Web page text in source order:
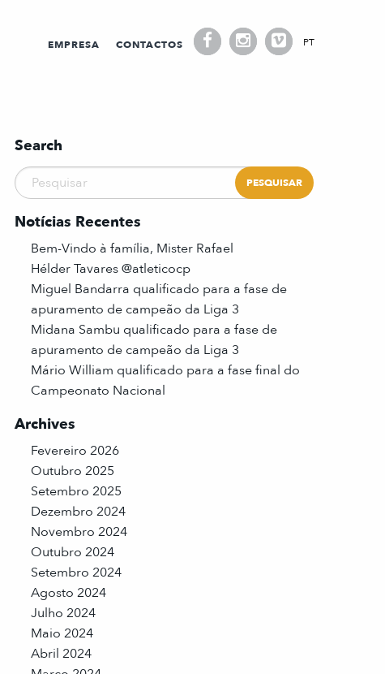
EMPRESA CONTACTOS PT
Search
Notícias Recentes
Bem-Vindo à família, Mister Rafael
Hélder Tavares @atleticocp
Miguel Bandarra qualificado para a fase de
apuramento de campeão da Liga 3
Midana Sambu qualificado para a fase de
apuramento de campeão da Liga 3
Mário William qualificado para a fase final do
Campeonato Nacional
Archives
Fevereiro 2026
Outubro 2025
Setembro 2025
Dezembro 2024
Novembro 2024
Outubro 2024
Setembro 2024
Agosto 2024
Julho 2024
Maio 2024
Abril 2024